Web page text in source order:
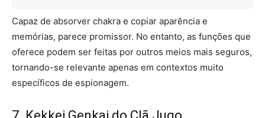
Capaz de absorver chakra e copiar aparência e
memórias, parece promissor. No entanto, as funções que
oferece podem ser feitas por outros meios mais seguros,
tornando-se relevante apenas em contextos muito
específicos de espionagem.